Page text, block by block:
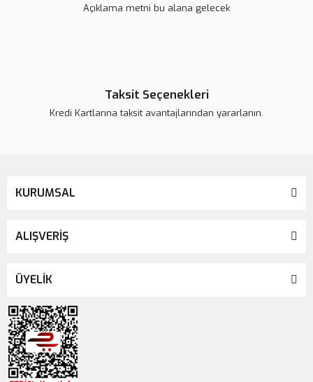
Açıklama metni bu alana gelecek
Taksit Seçenekleri
Kredi Kartlarına taksit avantajlarından yararlanın.
KURUMSAL
ALIŞVERİŞ
ÜYELİK